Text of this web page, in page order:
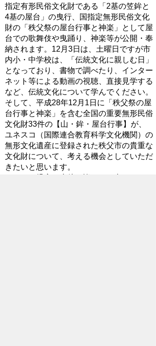
指定有形民俗文化財である「2基の笠鉾と
4基の屋台」の曳行、国指定無形民俗文化
財の「秩父祭の屋台行事と神楽」として屋
台での歌舞伎や曳踊り、神楽等が公開・奉
納されます。12月3日は、土曜日ですが市
内小・中学校は、「伝統文化に親しむ日」
となっており、書物で調べたり、インター
ネット等による動画の視聴、直接見学する
など、伝統文化について学んでください。
そして、平成28年12月1日に「秩父祭の屋
台行事と神楽」を含む全国の重要無形民俗
文化財33件の【山・鉾・屋台行事】が、
ユネスコ（国際連合教育科学文化機関）の
無形文化遺産に登録された秩父市の貴重な
文化財について、考える機会としていただ
きたいと思います。